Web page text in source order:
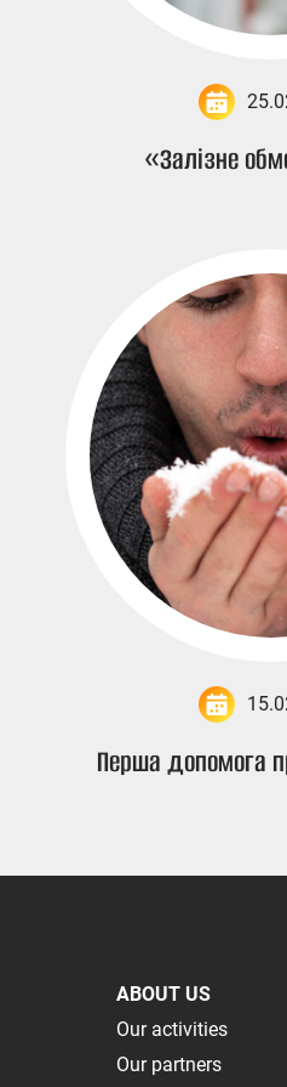
«Залізне
Перша допомога
ABOUT US
Our activities
Our partners